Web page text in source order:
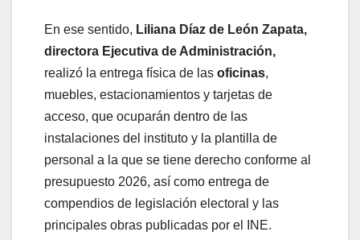
En ese sentido, Liliana Díaz de León Zapata,
directora Ejecutiva de Administración,
realizó la entrega física de las oficinas,
muebles, estacionamientos y tarjetas de
acceso, que ocuparán dentro de las
instalaciones del instituto y la plantilla de
personal a la que se tiene derecho conforme al
presupuesto 2026, así como entrega de
compendios de legislación electoral y las
principales obras publicadas por el INE.